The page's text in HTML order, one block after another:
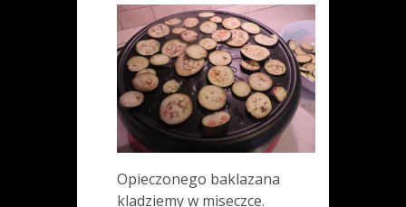
Opieczonego baklazana
kladziemy w miseczce.